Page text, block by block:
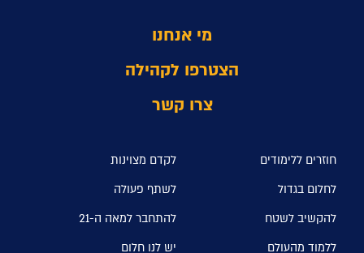
מי אנחנו
הצטרפו לקהילה
צרו קשר
חוזרים ללימודים
לקדם מצוינות
לחלום בגדול
לשתף פעולה
להקשיב לשטח
להתחבר למאה ה-21
ללמוד מהעולם
יש לנו חלום